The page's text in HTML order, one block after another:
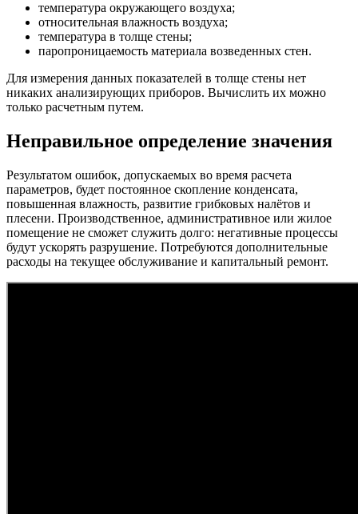
температура окружающего воздуха;
относительная влажность воздуха;
температура в толще стены;
паропроницаемость материала возведенных стен.
Для измерения данных показателей в толще стены нет
никаких анализирующих приборов. Вычислить их можно
только расчетным путем.
Неправильное определение значения
Результатом ошибок, допускаемых во время расчета
параметров, будет постоянное скопление конденсата,
повышенная влажность, развитие грибковых налётов и
плесени. Производственное, административное или жилое
помещение не сможет служить долго: негативные процессы
будут ускорять разрушение. Потребуются дополнительные
расходы на текущее обслуживание и капитальный ремонт.